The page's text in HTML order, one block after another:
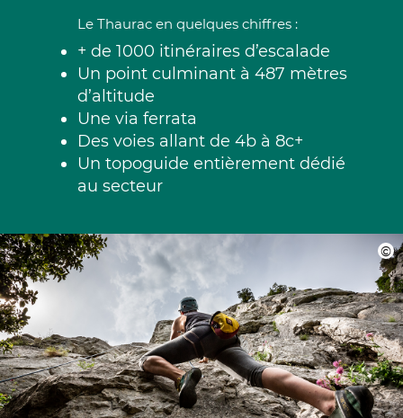
Le Thaurac en quelques chiffres :
+ de 1000 itinéraires d’escalade
Un point culminant à 487 mètres
d’altitude
Une via ferrata
Des voies allant de 4b à 8c+
Un topoguide entièrement dédié
au secteur